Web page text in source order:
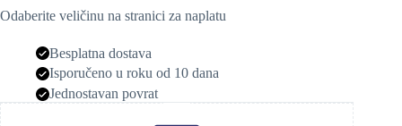
Odaberite veličinu na stranici za naplatu
Besplatna dostava
Isporučeno u roku od 10 dana
Jednostavan povrat